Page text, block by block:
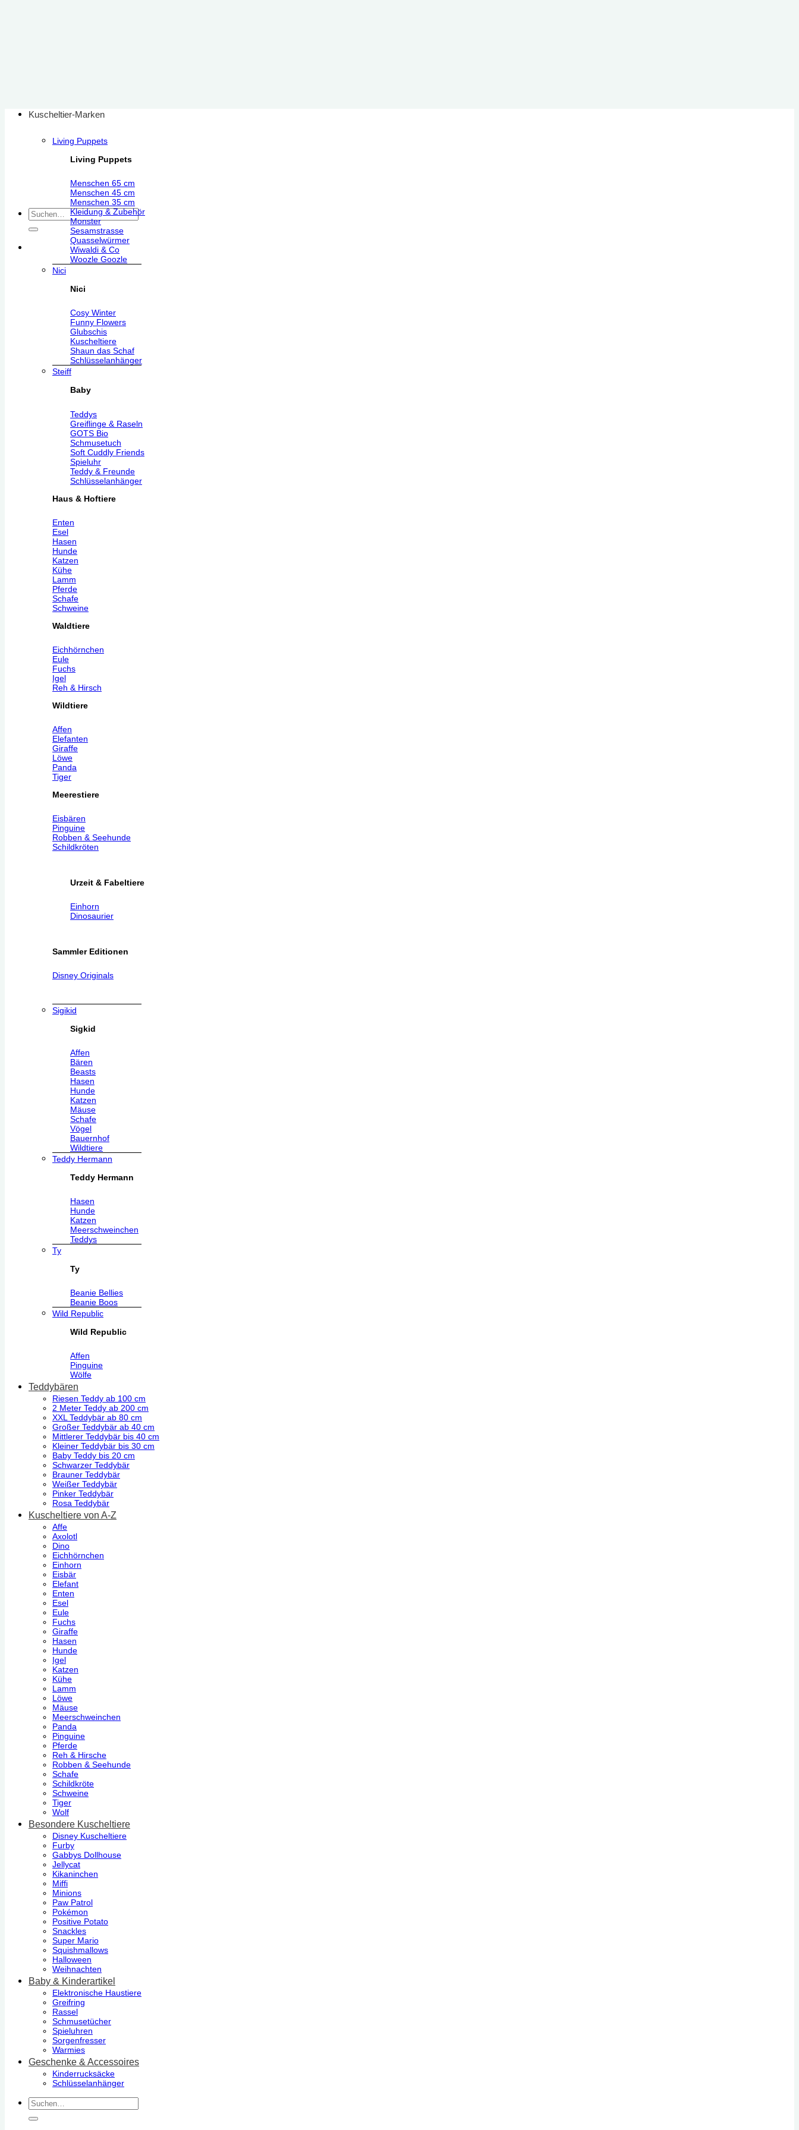
Suchen
Kuscheltier-Marken
Living Puppets
Living Puppets
Menschen 65 cm
Menschen 45 cm
Menschen 35 cm
Kleidung & Zubehör
Monster
Sesamstrasse
Quasselwürmer
Wiwaldi & Co
Woozle Goozle
Nici
Nici
Cosy Winter
Funny Flowers
Glubschis
Kuscheltiere
Shaun das Schaf
Schlüsselanhänger
Steiff
Baby
Teddys
Greiflinge & Raseln
GOTS Bio
Schmusetuch
Soft Cuddly Friends
Spieluhr
Teddy & Freunde
Schlüsselanhänger
Haus & Hoftiere
Enten
Esel
Hasen
Hunde
Katzen
Kühe
Lamm
Pferde
Schafe
Schweine
Waldtiere
Eichhörnchen
Eule
Fuchs
Igel
Reh & Hirsch
Wildtiere
Affen
Elefanten
Giraffe
Löwe
Panda
Tiger
Meerestiere
Eisbären
Pinguine
Robben & Seehunde
Schildkröten
Urzeit & Fabeltiere
Einhorn
Dinosaurier
Sammler Editionen
Disney Originals
Sigikid
Sigkid
Affen
Bären
Beasts
Hasen
Hunde
Katzen
Mäuse
Schafe
Vögel
Bauernhof
Wildtiere
Teddy Hermann
Teddy Hermann
Hasen
Hunde
Katzen
Meerschweinchen
Teddys
Ty
Ty
Beanie Bellies
Beanie Boos
Wild Republic
Wild Republic
Affen
Pinguine
Wölfe
Teddybären
Riesen Teddy ab 100 cm
2 Meter Teddy ab 200 cm
XXL Teddybär ab 80 cm
Großer Teddybär ab 40 cm
Mittlerer Teddybär bis 40 cm
Kleiner Teddybär bis 30 cm
Baby Teddy bis 20 cm
Schwarzer Teddybär
Brauner Teddybär
Weißer Teddybär
Pinker Teddybär
Rosa Teddybär
Kuscheltiere von A-Z
Affe
Axolotl
Dino
Eichhörnchen
Einhorn
Eisbär
Elefant
Enten
Esel
Eule
Fuchs
Giraffe
Hasen
Hunde
Igel
Katzen
Kühe
Lamm
Löwe
Mäuse
Meerschweinchen
Panda
Pinguine
Pferde
Reh & Hirsche
Robben & Seehunde
Schafe
Schildkröte
Schweine
Tiger
Wolf
Besondere Kuscheltiere
Disney Kuscheltiere
Furby
Gabbys Dollhouse
Jellycat
Kikaninchen
Miffi
Minions
Paw Patrol
Pokémon
Positive Potato
Snackles
Super Mario
Squishmallows
Halloween
Weihnachten
Baby & Kinderartikel
Elektronische Haustiere
Greifring
Rassel
Schmusetücher
Spieluhren
Sorgenfresser
Warmies
Geschenke & Accessoires
Kinderrucksäcke
Schlüsselanhänger
Suchen